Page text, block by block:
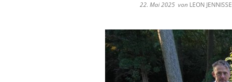
22. Mai 2025 von LEON JENNISSEN